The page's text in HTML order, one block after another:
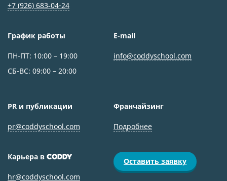
+7 (926) 683‑04-24
График работы
ПН-ПТ: 10:00 – 19:00
СБ-ВС: 09:00 – 20:00
E-mail
info@coddyschool.com
PR и публикации
pr@coddyschool.com
Франчайзинг
Подробнее
Карьера в CODDY
hr@coddyschool.com
Оставить заявку